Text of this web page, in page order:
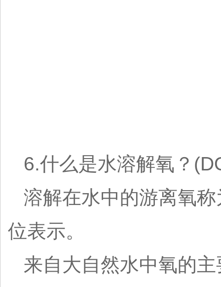
6.什么是水溶解氧？
溶解在水中的游离氧
位表示。
来自大自然水中氧的